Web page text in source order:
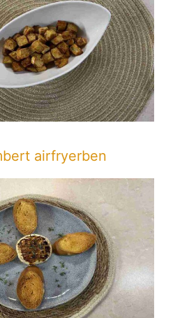
airfryerben